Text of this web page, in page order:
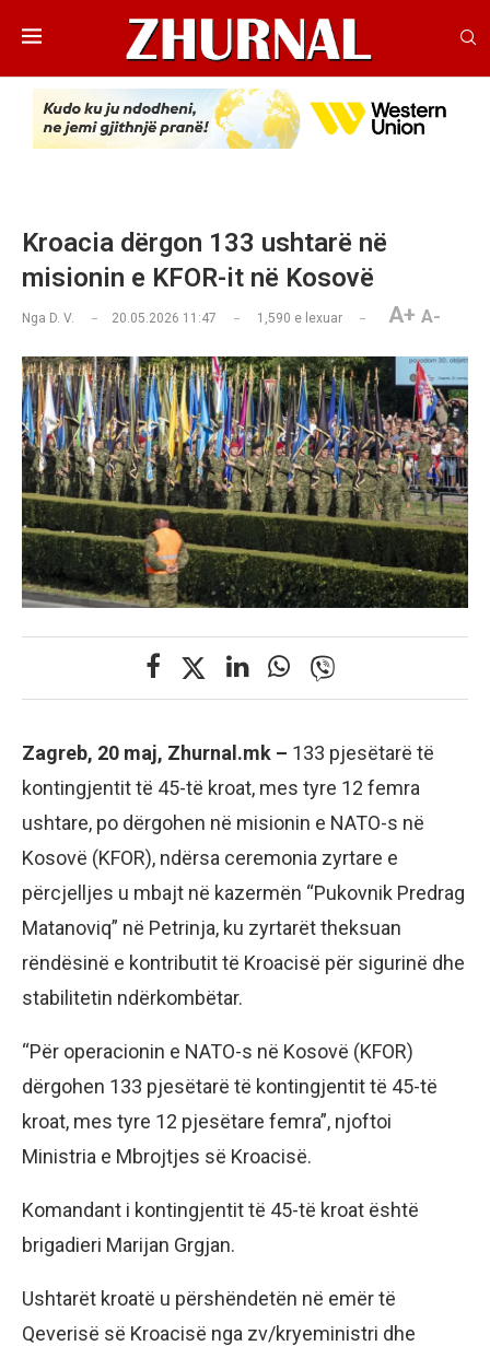
Kroacia dërgon 133 ushtarë në
misionin e KFOR-it në Kosovë
Nga D. V. 20.05.2026 11:47 1,590 e lexuar A+ A-
Zagreb, 20 maj, Zhurnal.mk – 133 pjesëtarë të
kontingjentit të 45-të kroat, mes tyre 12 femra
ushtare, po dërgohen në misionin e NATO-s në
Kosovë (KFOR), ndërsa ceremonia zyrtare e
përcjelljes u mbajt në kazermën “Pukovnik Predrag
Matanoviq” në Petrinja, ku zyrtarët theksuan
rëndësinë e kontributit të Kroacisë për sigurinë dhe
stabilitetin ndërkombëtar.
“Për operacionin e NATO-s në Kosovë (KFOR)
dërgohen 133 pjesëtarë të kontingjentit të 45-të
kroat, mes tyre 12 pjesëtare femra”, njoftoi
Ministria e Mbrojtjes së Kroacisë.
Komandant i kontingjentit të 45-të kroat është
brigadieri Marijan Grgjan.
Ushtarët kroatë u përshëndetën në emër të
Qeverisë së Kroacisë nga zv/kryeministri dhe